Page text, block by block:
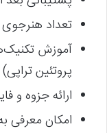
تعداد
آموزش
پروتئین تراپی)
ارائه جزوه و
امکان معرفی به